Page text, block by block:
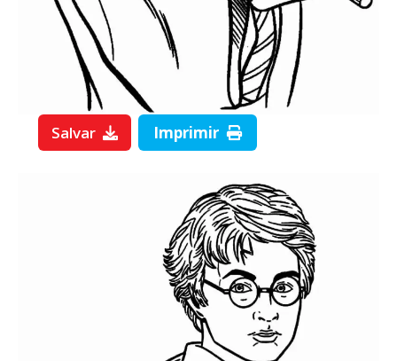
Salvar Imprimir